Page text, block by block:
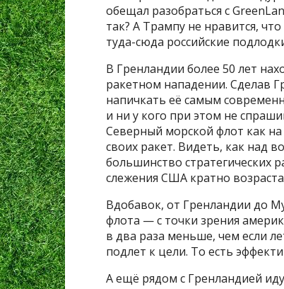
обещал разобраться с
так? А Трампу не нравится,
туда-сюда российские
В Гренландии более 50 лет
ракетном нападении. Сделав
напичкать её самым
и ни у кого при этом не
Северный морской флот как
своих ракет. Видеть, как над
большинство стратегических
слежения США кратно
Вдобавок, от Гренландии до
флота — с точки зрения
в два раза меньше, чем если
подлет к цели. То есть
А ещё рядом с Гренландией